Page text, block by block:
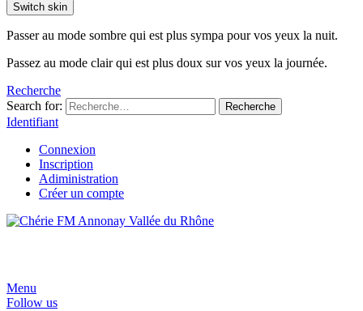
Switch skin
Passer au mode sombre qui est plus sympa pour vos yeux la nuit.
Passez au mode clair qui est plus doux sur vos yeux la journée.
Recherche
Search for:
Recherche
Identifiant
Connexion
Inscription
Adiministration
Créer un compte
Menu
Follow us